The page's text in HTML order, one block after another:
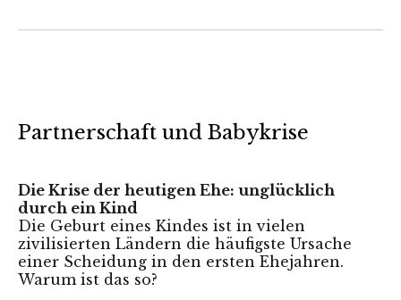
Partnerschaft und Babykrise
Die Krise der heutigen Ehe: unglücklich
durch ein Kind
Die Geburt eines Kindes ist in vielen
zivilisierten Ländern die häufigste Ursache
einer Scheidung in den ersten Ehejahren.
Warum ist das so?